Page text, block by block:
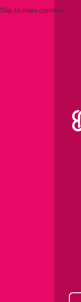
Skip to main content